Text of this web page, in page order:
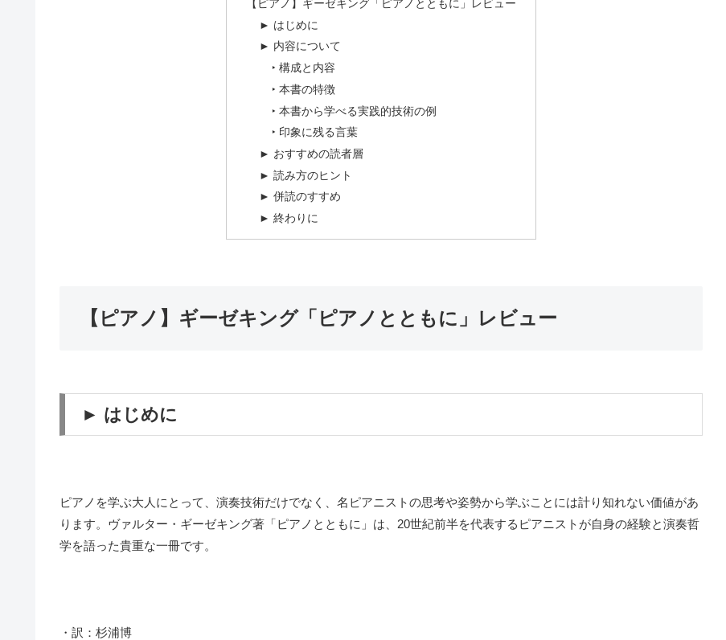
【ピアノ】ギーゼキング「ピアノとともに」レビュー
► はじめに
► 内容について
‣ 構成と内容
‣ 本書の特徴
‣ 本書から学べる実践的技術の例
‣ 印象に残る言葉
► おすすめの読者層
► 読み方のヒント
► 併読のすすめ
► 終わりに
【ピアノ】ギーゼキング「ピアノとともに」レビュー
► はじめに
ピアノを学ぶ大人にとって、演奏技術だけでなく、名ピアニストの思考や姿勢から学ぶことには計り知れない価値があ
ります。ヴァルター・ギーゼキング著「ピアノとともに」は、20世紀前半を代表するピアニストが自身の経験と演奏哲
学を語った貴重な一冊です。
・訳：杉浦博